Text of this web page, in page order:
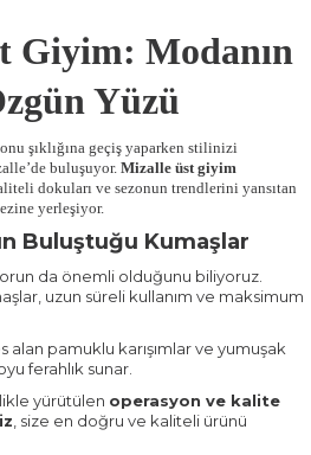
Giyim: Modanın
Yüzü
şıklığına geçiş yaparken stilinizi
buluşuyor. Mizalle üst giyim
dokuları ve sezonun trendlerini yansıtan
yerleşiyor.
Buluştuğu Kumaşlar
da önemli olduğunu biliyoruz.
uzun süreli kullanım ve maksimum
alan pamuklu karışımlar ve yumuşak
ferahlık sunar.
yürütülen operasyon ve kalite
, size en doğru ve kaliteli ürünü